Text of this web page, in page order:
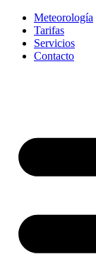
Meteorología
Tarifas
Servicios
Contacto